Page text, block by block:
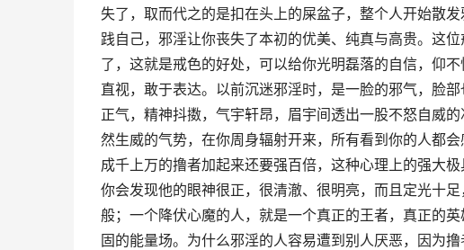
失了，取而代之的是扣在头上的屎盆子，整个人开始散
践自己，邪淫让你丧失了本初的优美、纯真与高贵。这
了，这就是戒色的好处，可以给你光明磊落的自信，仰
直视，敢于表达。以前沉迷邪淫时，是一脸的邪气，脸
正气，精神抖擞，气宇轩昂，眉宇间透出一股不怒自威
然生威的气势，在你周身辐射开来，所有看到你的人都
成千上万的撸者加起来还要强百倍，这种心理上的强大
你会发现他的眼神很正，很清澈、很明亮，而且定光十
般；一个降伏心魔的人，就是一个真正的王者，真正的
固的能量场。为什么邪淫的人容易遭到别人厌恶，因为